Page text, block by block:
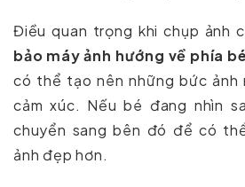
Điều quan trọng khi chụp ảnh
bảo máy ảnh hướng về phía
có thể tạo nên những bức
cảm xúc. Nếu bé đang nhìn
chuyển sang bên đó để có
ảnh đẹp hơn.